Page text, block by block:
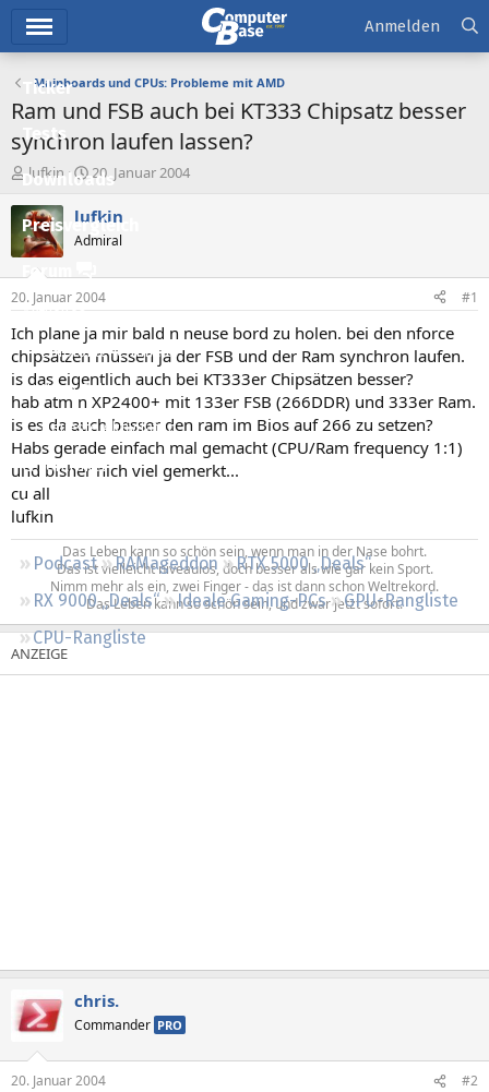
Ticker
Tests
Downloads
Preisvergleich
Forum
Aktuelles
Empfohlene Inhalte
Neue Beiträge
Neueste Aktivitäten
Leserartikel
Regeln
Podcast RAMageddon
RTX 5000 „Deals“
RX 9000 „Deals“
Ideale Gaming-PCs
GPU-Rangliste
CPU-Rangliste
Anmelden
Mainboards und CPUs: Probleme mit AMD
Ram und FSB auch bei KT333 Chipsatz besser
synchron laufen lassen?
E
r
s
t
e
e
r
lufkin
E
r
s
e
l
t
a
20. Januar 2004
lufkin
Admiral
20. Januar 2004 #1
Ich plane ja mir bald n neuse bord zu holen. bei den nforce
chipsätzen müssen ja der FSB und der Ram synchron laufen.
is das eigentlich auch bei KT333er Chipsätzen besser?
hab atm n XP2400+ mit 133er FSB (266DDR) und 333er Ram.
is es da auch besser den ram im Bios auf 266 zu setzen?
Habs gerade einfach mal gemacht (CPU/Ram frequency 1:1)
und bisher nich viel gemerkt...
cu all
lufkin
Das Leben kann so schön sein, wenn man in der Nase bohrt.
Das ist vielleicht niveaulos, doch besser als wie gar kein Sport.
Nimm mehr als ein, zwei Finger - das ist dann schon Weltrekord.
Das Leben kann so schön sein, und zwar jetzt sofort.​
chris.
Commander PRO
20. Januar 2004 #2